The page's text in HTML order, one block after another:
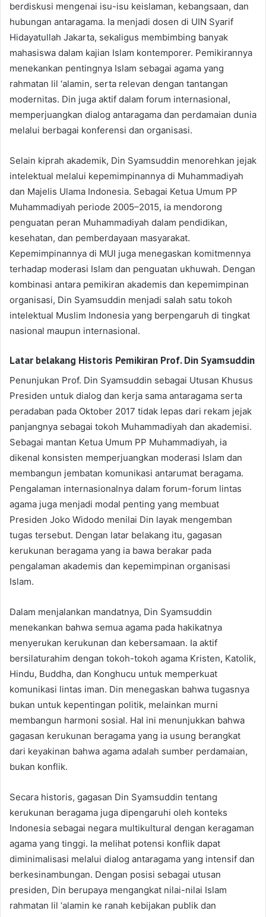
berdiskusi mengenai isu-isu keislaman, kebangsaan, dan
hubungan antaragama. Ia menjadi dosen di UIN Syarif
Hidayatullah Jakarta, sekaligus membimbing banyak
mahasiswa dalam kajian Islam kontemporer. Pemikirannya
menekankan pentingnya Islam sebagai agama yang
rahmatan lil ‘alamin, serta relevan dengan tantangan
modernitas. Din juga aktif dalam forum internasional,
memperjuangkan dialog antaragama dan perdamaian dunia
melalui berbagai konferensi dan organisasi.
Selain kiprah akademik, Din Syamsuddin menorehkan jejak
intelektual melalui kepemimpinannya di Muhammadiyah
dan Majelis Ulama Indonesia. Sebagai Ketua Umum PP
Muhammadiyah periode 2005–2015, ia mendorong
penguatan peran Muhammadiyah dalam pendidikan,
kesehatan, dan pemberdayaan masyarakat.
Kepemimpinannya di MUI juga menegaskan komitmennya
terhadap moderasi Islam dan penguatan ukhuwah. Dengan
kombinasi antara pemikiran akademis dan kepemimpinan
organisasi, Din Syamsuddin menjadi salah satu tokoh
intelektual Muslim Indonesia yang berpengaruh di tingkat
nasional maupun internasional.
Latar belakang Historis Pemikiran Prof. Din Syamsuddin
Penunjukan Prof. Din Syamsuddin sebagai Utusan Khusus
Presiden untuk dialog dan kerja sama antaragama serta
peradaban pada Oktober 2017 tidak lepas dari rekam jejak
panjangnya sebagai tokoh Muhammadiyah dan akademisi.
Sebagai mantan Ketua Umum PP Muhammadiyah, ia
dikenal konsisten memperjuangkan moderasi Islam dan
membangun jembatan komunikasi antarumat beragama.
Pengalaman internasionalnya dalam forum-forum lintas
agama juga menjadi modal penting yang membuat
Presiden Joko Widodo menilai Din layak mengemban
tugas tersebut. Dengan latar belakang itu, gagasan
kerukunan beragama yang ia bawa berakar pada
pengalaman akademis dan kepemimpinan organisasi
Islam.
Dalam menjalankan mandatnya, Din Syamsuddin
menekankan bahwa semua agama pada hakikatnya
menyerukan kerukunan dan kebersamaan. Ia aktif
bersilaturahim dengan tokoh-tokoh agama Kristen, Katolik,
Hindu, Buddha, dan Konghucu untuk memperkuat
komunikasi lintas iman. Din menegaskan bahwa tugasnya
bukan untuk kepentingan politik, melainkan murni
membangun harmoni sosial. Hal ini menunjukkan bahwa
gagasan kerukunan beragama yang ia usung berangkat
dari keyakinan bahwa agama adalah sumber perdamaian,
bukan konflik.
Secara historis, gagasan Din Syamsuddin tentang
kerukunan beragama juga dipengaruhi oleh konteks
Indonesia sebagai negara multikultural dengan keragaman
agama yang tinggi. Ia melihat potensi konflik dapat
diminimalisasi melalui dialog antaragama yang intensif dan
berkesinambungan. Dengan posisi sebagai utusan
presiden, Din berupaya mengangkat nilai-nilai Islam
rahmatan lil ‘alamin ke ranah kebijakan publik dan